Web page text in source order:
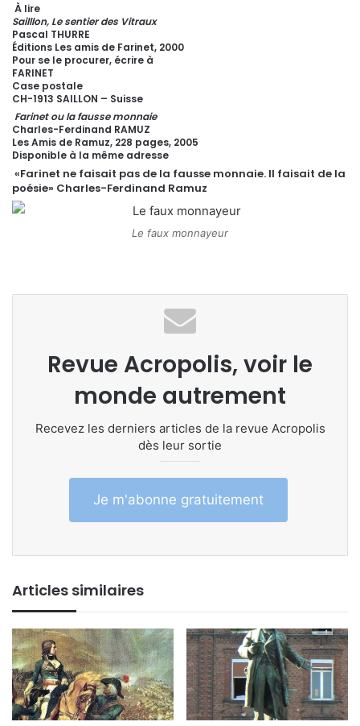
À lire
Sailllon, Le sentier des Vitraux
Pascal THURRE
Éditions Les amis de Farinet, 2000
Pour se le procurer, écrire à
FARINET
Case postale
CH-1913 SAILLON – Suisse
Farinet ou la fausse monnaie
Charles-Ferdinand RAMUZ
Les Amis de Ramuz, 228 pages, 2005
Disponible à la même adresse
«Farinet ne faisait pas de la fausse monnaie. Il faisait de la
poésie» Charles-Ferdinand Ramuz
Le faux monnayeur
Revue Acropolis, voir le
monde autrement
Recevez les derniers articles de la revue Acropolis
dès leur sortie
Je m'abonne gratuitement
Articles similaires